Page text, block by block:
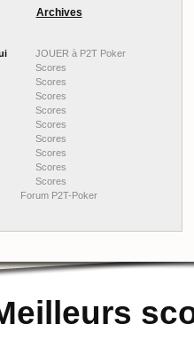
Archives
JOUER à P2T Poker
Scores
Scores
Scores
Scores
Scores
Scores
Scores
Scores
Scores
Forum P2T-Poker